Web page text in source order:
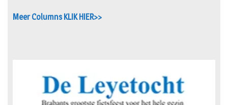
Meer Columns KLIK HIER>>